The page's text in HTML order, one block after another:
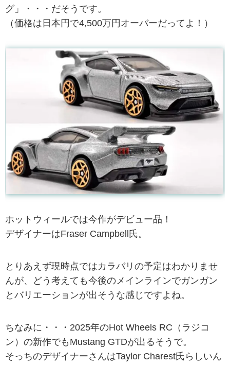
グ」・・・だそうです。
（価格は日本円で4,500万円オーバーだってよ！）
ホットウィールでは今作がデビュー品！
デザイナーはFraser Campbell氏。
とりあえず現時点ではカラバリの予定はわかりませ
んが、どう考えても今後のメインラインでガンガン
とバリエーションが出そうな感じですよね。
ちなみに・・・2025年のHot Wheels RC（ラジコ
ン）の新作でもMustang GTDが出るそうで。
そっちのデザイナーさんはTaylor Charest氏らしいん